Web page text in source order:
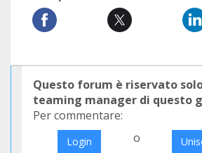
Questo forum è riservato
teaming manager di questo
Per commentare:
Login o